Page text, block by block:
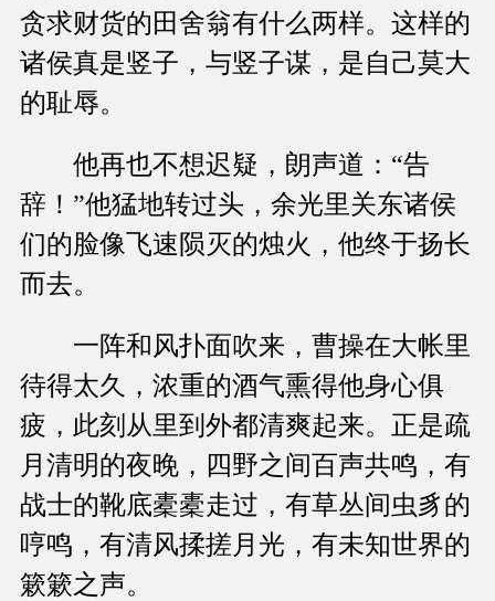
贪求财货的田舍翁有什么两样。这样的
诸侯真是竖子，与竖子谋，是自己莫大
的耻辱。
他再也不想迟疑，朗声道：“告
辞！”他猛地转过头，余光里关东诸侯
们的脸像飞速陨灭的烛火，他终于扬长
而去。
一阵和风扑面吹来，曹操在大帐里
待得太久，浓重的酒气熏得他身心俱
疲，此刻从里到外都清爽起来。正是疏
月清明的夜晚，四野之间百声共鸣，有
战士的靴底橐橐走过，有草丛间虫豸的
哼鸣，有清风揉搓月光，有未知世界的
簌簌之声。